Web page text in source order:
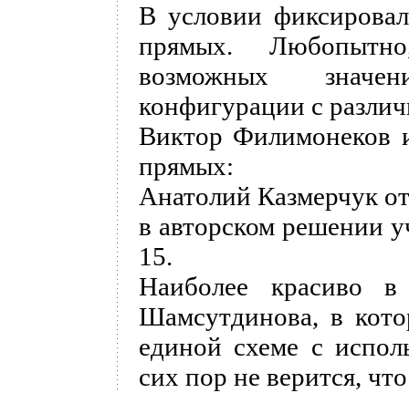
В условии
прямых.
возможных
конфигурации с
Виктор Филимонеков
прямых:
Анатолий Казмерчук
в авторском решении
15.
Наиболее красиво
Шамсутдинова, в
единой схеме с
сих пор не верится,